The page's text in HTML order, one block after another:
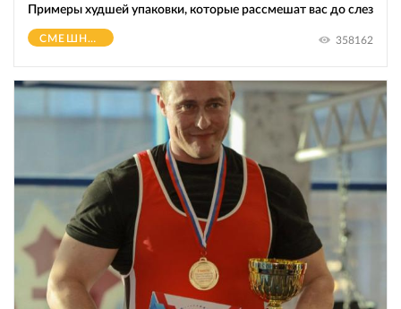
Примеры худшей упаковки, которые рассмешат вас до слез
СМЕШНОЕ 358162